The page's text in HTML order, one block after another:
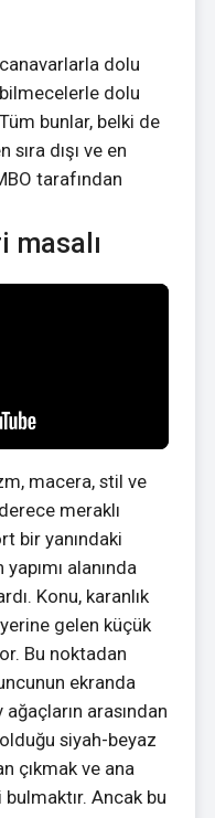
dolu
dolu
bunlar, belki de
dışı ve en
tarafından
masalı
macera, stil ve
meraklı
bir yanındaki
alanında
Konu, karanlık
gelen küçük
Bu noktadan
ekranda
arasından
olduğu siyah-beyaz
çıkmak ve ana
Ancak bu